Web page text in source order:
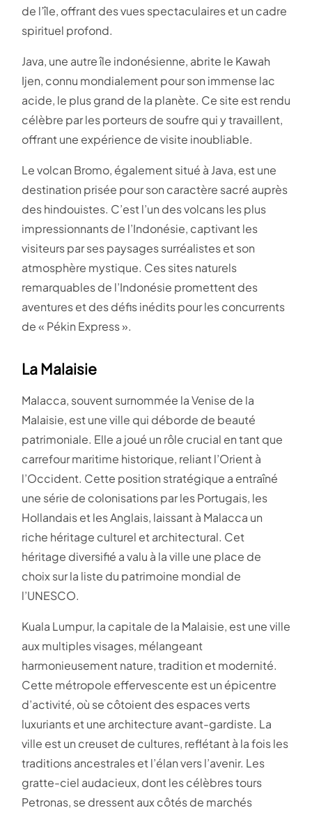
de l’île, offrant des vues spectaculaires et un cadre
spirituel profond.
Java, une autre île indonésienne, abrite le Kawah
Ijen, connu mondialement pour son immense lac
acide, le plus grand de la planète. Ce site est rendu
célèbre par les porteurs de soufre qui y travaillent,
offrant une expérience de visite inoubliable.
Le volcan Bromo, également situé à Java, est une
destination prisée pour son caractère sacré auprès
des hindouistes. C’est l’un des volcans les plus
impressionnants de l’Indonésie, captivant les
visiteurs par ses paysages surréalistes et son
atmosphère mystique. Ces sites naturels
remarquables de l’Indonésie promettent des
aventures et des défis inédits pour les concurrents
de « Pékin Express ».
La Malaisie
Malacca, souvent surnommée la Venise de la
Malaisie, est une ville qui déborde de beauté
patrimoniale. Elle a joué un rôle crucial en tant que
carrefour maritime historique, reliant l’Orient à
l’Occident. Cette position stratégique a entraîné
une série de colonisations par les Portugais, les
Hollandais et les Anglais, laissant à Malacca un
riche héritage culturel et architectural. Cet
héritage diversifié a valu à la ville une place de
choix sur la liste du patrimoine mondial de
l’UNESCO.
Kuala Lumpur, la capitale de la Malaisie, est une ville
aux multiples visages, mélangeant
harmonieusement nature, tradition et modernité.
Cette métropole effervescente est un épicentre
d’activité, où se côtoient des espaces verts
luxuriants et une architecture avant-gardiste. La
ville est un creuset de cultures, reflétant à la fois les
traditions ancestrales et l’élan vers l’avenir. Les
gratte-ciel audacieux, dont les célèbres tours
Petronas, se dressent aux côtés de marchés